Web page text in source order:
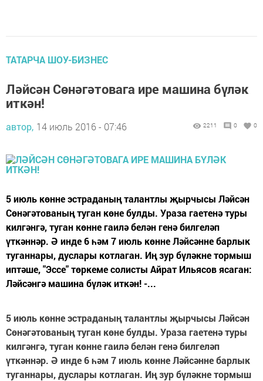
ТАТАРЧА ШОУ-БИЗНЕС
Ләйсән Сөнәгәтовага ире машина бүләк
иткән!
автор, 14 июль 2016 - 07:46 2211 0 0
5 июль көнне эстраданың талантлы җырчысы Ләйсән
Сөнәгәтованың туган көне булды. Ураза гаетенә туры
килгәнгә, туган көнне гаилә белән генә билгеләп
үткәннәр. Ә инде 6 һәм 7 июль көнне Ләйсәнне барлык
туганнары, дуслары котлаган. Иң зур бүләкне тормыш
иптәше, "Эссе" төркеме солисты Айрат Ильясов ясаган:
Ләйсәнгә машина бүләк иткән! -...
5 июль көнне эстраданың талантлы җырчысы Ләйсән
Сөнәгәтованың туган көне булды. Ураза гаетенә туры
килгәнгә, туган көнне гаилә белән генә билгеләп
үткәннәр. Ә инде 6 һәм 7 июль көнне Ләйсәнне барлык
туганнары, дуслары котлаган. Иң зур бүләкне тормыш